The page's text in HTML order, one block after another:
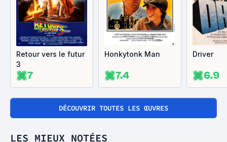
Retour vers le futur
3
7
Honkytonk Man
7.4
Driver
6.9
DÉCOUVRIR TOUTES LES ŒUVRES
LES MIEUX NOTÉES